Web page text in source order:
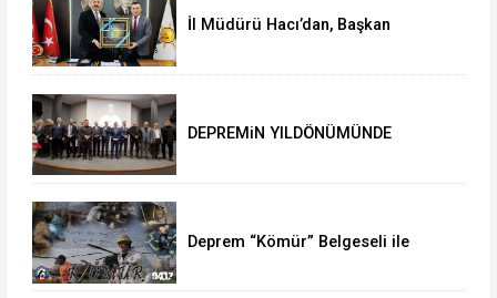
İl Müdürü Hacı’dan, Başkan
DEPREMiN YILDÖNÜMÜNDE
Deprem “Kömür” Belgeseli ile